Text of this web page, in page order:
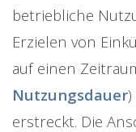
betriebliche
Erzielen von
auf einen
Nutzungsdauer
erstreckt. Die